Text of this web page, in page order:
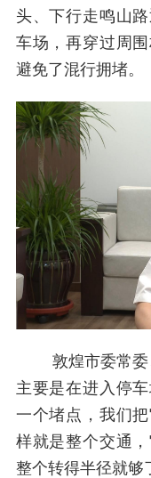
头、下行走鸣山
车场，再穿过周
避免了混行拥堵。
敦煌市委常
主要是在进入停
一个堵点，我们
样就是整个交通
整个转得半径就够